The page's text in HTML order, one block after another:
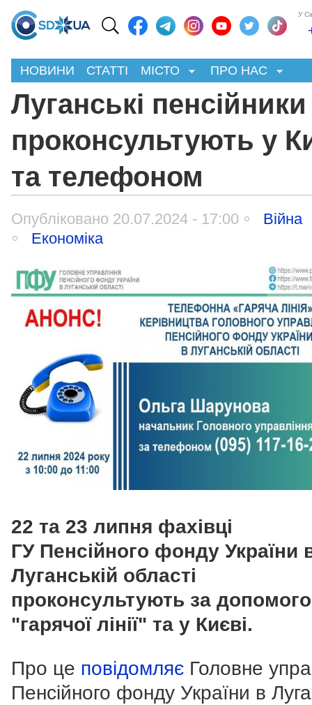
У
НОВИНИ СТАТТІ МІСТО ПРО НАС
Луганські пенсійники
проконсультують у
та телефоном
Опубліковано 20.07.2024 - 17:00
Війна
Економіка
22 та 23 липня фахівці
ГУ Пенсійного фонду України
Луганській області
проконсультують за
"гарячої лінії" та у Києві.
Про це повідомляє Головне
Пенсійного фонду України в